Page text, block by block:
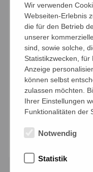
fröhliche und
Herz berühren.
TERMIN: 14-
16.00 Uhr
mich auf Sie!
jederzeit
Wir verwenden
Webseiten-Erlebnis
die für den Betrieb
unserer
sind, sowie solche,
Statistikzwecken,
Anzeige
können selbst
zulassen möchten.
Ihrer Einstellungen
Funktionalitäten der
Notwendig
Statistik